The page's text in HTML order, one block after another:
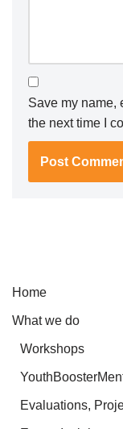
Save my name,
the next time I
Home
What we do
Workshops
Evaluations,